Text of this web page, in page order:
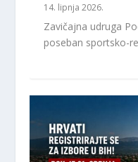
14. lipnja 2026.
Zavičajna udruga
poseban sportsko-